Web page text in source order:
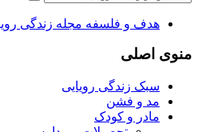
هدف و فلسفه مجله زندگی
منوی اصلی
سبک زندگی رویایی
مد و فشن
مادر و کودک